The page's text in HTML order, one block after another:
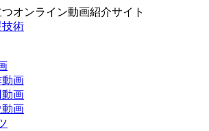
オンライン動画紹介サイト
術
画
画
画